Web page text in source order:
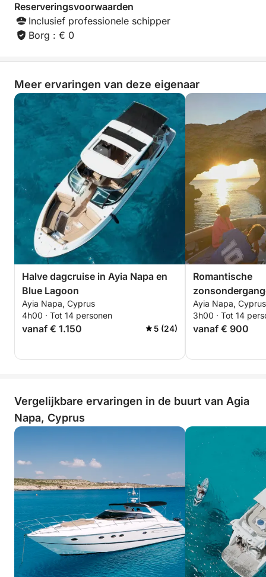
Reserveringsvoorwaarden
Inclusief professionele schipper
Borg : € 0
Meer ervaringen van deze eigenaar
Halve dagcruise in Ayia Napa en
Blue Lagoon
Ayia Napa, Cyprus
4h00 · Tot 14 personen
vanaf € 1.150 5 (24)
Romantische
Ray 350 SLX
Ayia Napa, Cyprus
3h00 · Tot 14
vanaf € 900
Vergelijkbare ervaringen in de buurt van Agia
Napa, Cyprus